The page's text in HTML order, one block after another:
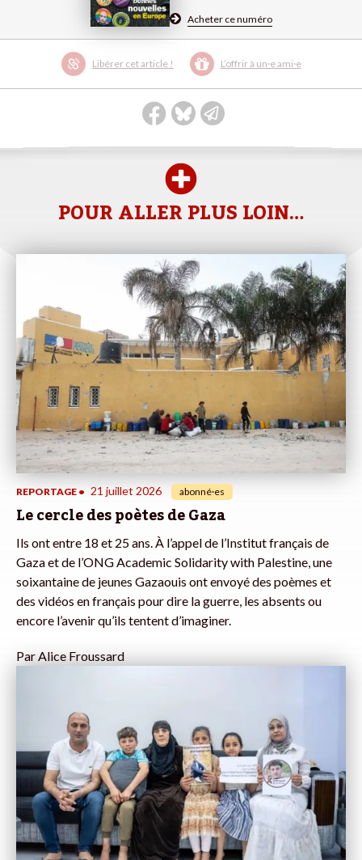
Acheter ce numéro
Libérer cet article ! L’offrir à un·e ami·e
POUR ALLER PLUS LOIN…
REPORTAGE • 21 juillet 2026 abonné·es
Le cercle des poètes de Gaza
Ils ont entre 18 et 25 ans. À l’appel de l’Institut français de
Gaza et de l’ONG Academic Solidarity with Palestine, une
soixantaine de jeunes Gazaouis ont envoyé des poèmes et
des vidéos en français pour dire la guerre, les absents ou
encore l’avenir qu’ils tentent d’imaginer.
ParAlice Froussard